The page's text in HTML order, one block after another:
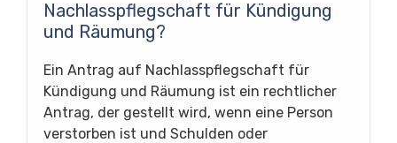
Nachlasspflegschaft für Kündigung
und Räumung?
Ein Antrag auf Nachlasspflegschaft für
Kündigung und Räumung ist ein rechtlicher
Antrag, der gestellt wird, wenn eine Person
verstorben ist und Schulden oder